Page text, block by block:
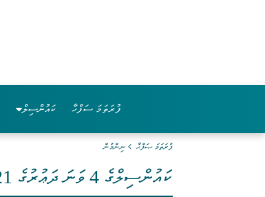
ފުރަތަމަ ސަފްހާ ކައުންސިލް
ފުރަތަމަ ޞަފްޙާ ނިންމުން
ކައުންސިލްގެ 4 ވަނަ ދަޢުރުގެ 2021 ވަނަ އަހަރުގެ 54 ވަނަ ނިންމުން